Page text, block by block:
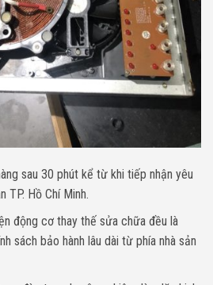
sau 30 phút kể từ khi tiếp nhận yêu
TP. Hồ Chí Minh.
động cơ thay thế sửa chữa đều là
sách bảo hành lâu dài từ phía nhà sản